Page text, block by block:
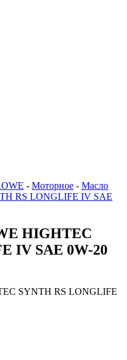
- Моторное - Масло
RS LONGLIFE IV SAE
HIGHTEC
IV SAE 0W-20